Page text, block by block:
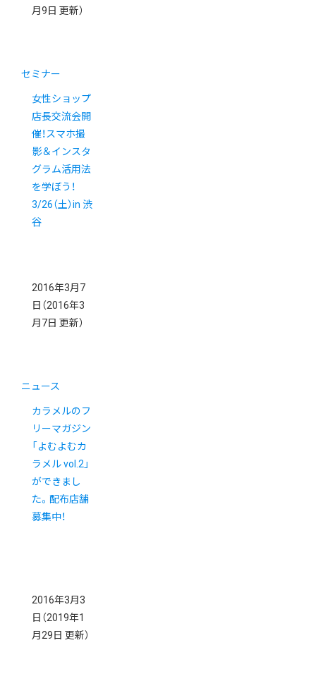
月9日 更新）
セミナー
女性ショップ
店長交流会開
催！スマホ撮
影＆インスタ
グラム活用法
を学ぼう！
3/26（土）in 渋
谷
2016年3月7
日 （2016年3
月7日 更新）
ニュース
カラメルのフ
リーマガジン
「よむよむカ
ラメル vol.2」
ができまし
た。配布店舗
募集中！
2016年3月3
日 （2019年1
月29日 更新）